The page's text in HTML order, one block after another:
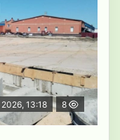
13:18 8